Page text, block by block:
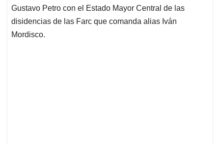
Gustavo Petro con el Estado Mayor Central de las
disidencias de las Farc que comanda alias Iván
Mordisco.